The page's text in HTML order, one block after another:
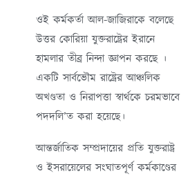
ওই কর্মকর্তা আল-জাজিরাকে বলেছে
উত্তর কোরিয়া যুক্তরাষ্ট্রের ইরানে
হামলার তীব্র নিন্দা জ্ঞাপন করছে ।
একটি সার্বভৌম রাষ্ট্রের আঞ্চলিক
অখণ্ডতা ও নিরাপত্তা স্বার্থকে চরমভাবে
পদদলি’ত করা হয়েছে।
আন্তর্জাতিক সম্প্রদায়ের প্রতি যুক্তরাষ্ট্র
ও ইসরায়েলের সংঘাতপূর্ণ কর্মকাণ্ডের